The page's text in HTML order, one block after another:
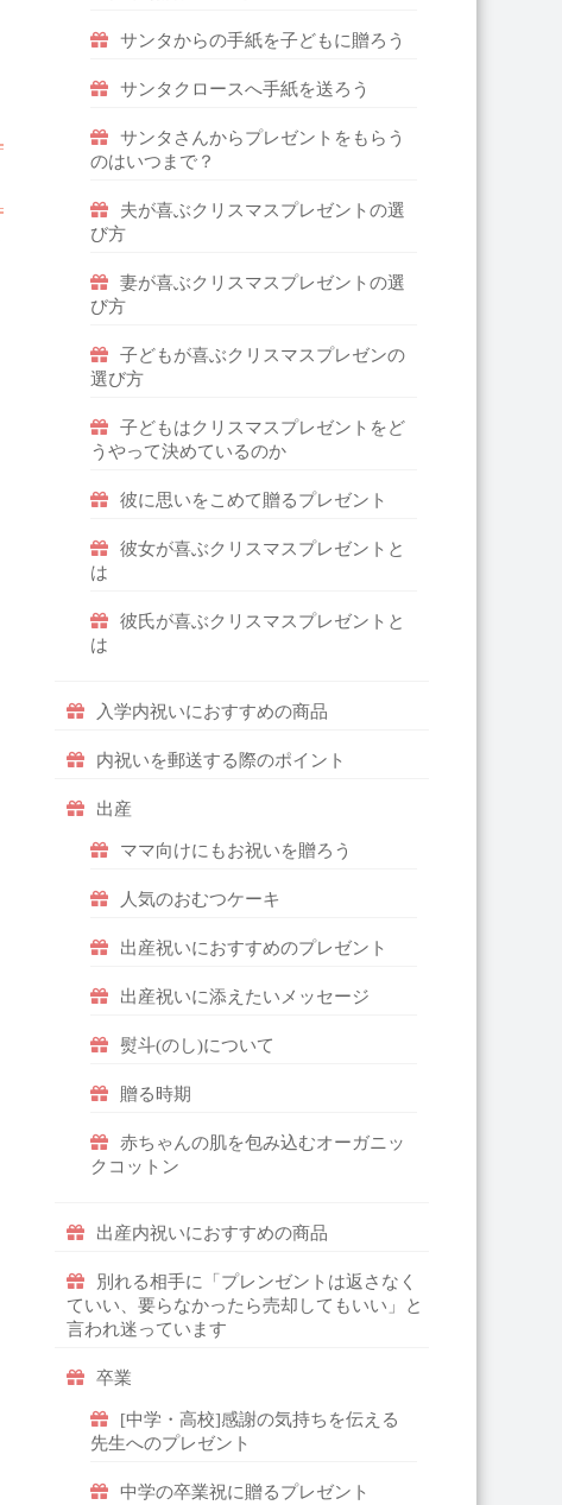
サンタからの手紙を子どもに贈ろう
サンタクロースへ手紙を送ろう
サンタさんからプレゼントをもらう
のはいつまで？
夫が喜ぶクリスマスプレゼントの選
び方
妻が喜ぶクリスマスプレゼントの選
び方
子どもが喜ぶクリスマスプレゼンの
選び方
子どもはクリスマスプレゼントをど
うやって決めているのか
彼に思いをこめて贈るプレゼント
彼女が喜ぶクリスマスプレゼントと
は
彼氏が喜ぶクリスマスプレゼントと
は
入学内祝いにおすすめの商品
内祝いを郵送する際のポイント
出産
ママ向けにもお祝いを贈ろう
人気のおむつケーキ
出産祝いにおすすめのプレゼント
出産祝いに添えたいメッセージ
熨斗(のし)について
贈る時期
赤ちゃんの肌を包み込むオーガニッ
クコットン
出産内祝いにおすすめの商品
別れる相手に「プレンゼントは返さなく
ていい、要らなかったら売却してもいい」と
言われ迷っています
卒業
[中学・高校]感謝の気持ちを伝える
先生へのプレゼント
中学の卒業祝に贈るプレゼント